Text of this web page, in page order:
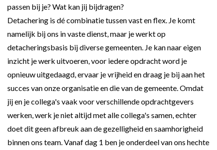
passen bij je? Wat kan jij bijdragen?
Detachering is dé combinatie tussen vast en flex. Je komt
namelijk bij ons in vaste dienst, maar je werkt op
detacheringsbasis bij diverse gemeenten. Je kan naar eigen
inzicht je werk uitvoeren, voor iedere opdracht word je
opnieuw uitgedaagd, ervaar je vrijheid en draag je bij aan het
succes van onze organisatie en die van de gemeente. Omdat
jij en je collega's vaak voor verschillende opdrachtgevers
werken, werk je niet altijd met alle collega's samen, echter
doet dit geen afbreuk aan de gezelligheid en saamhorigheid
binnen ons team. Vanaf dag 1 ben je onderdeel van ons hechte